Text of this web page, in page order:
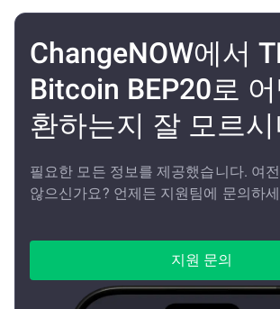
ChangeNOW에서
Bitcoin BEP20로
환하는지 잘 모르
필요한 모든 정보를 제공했습니다. 여
않으신가요? 언제든 지원팀에 문의하
지원 문의